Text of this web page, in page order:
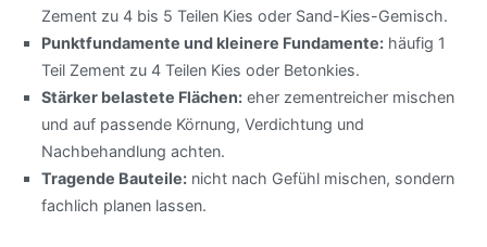
Zement zu 4 bis 5 Teilen Kies oder Sand-Kies-Gemisch.
Punktfundamente und kleinere Fundamente: häufig 1
Teil Zement zu 4 Teilen Kies oder Betonkies.
Stärker belastete Flächen: eher zementreicher mischen
und auf passende Körnung, Verdichtung und
Nachbehandlung achten.
Tragende Bauteile: nicht nach Gefühl mischen, sondern
fachlich planen lassen.